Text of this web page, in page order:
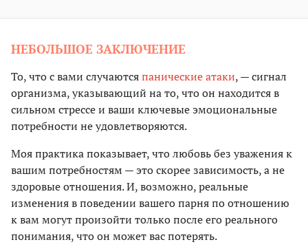
НЕБОЛЬШОЕ ЗАКЛЮЧЕНИЕ
То, что с вами случаютсяпанические атаки, — сигнал
организма, указывающий на то, что он находится в
сильном стрессе и ваши ключевые эмоциональные
потребности не удовлетворяются.
Моя практика показывает, что любовь без уважения к
вашим потребностям — это скорее зависимость, а не
здоровые отношения. И, возможно, реальные
изменения в поведении вашего парня по отношению
к вам могут произойти только после его реального
понимания, что он может вас потерять.